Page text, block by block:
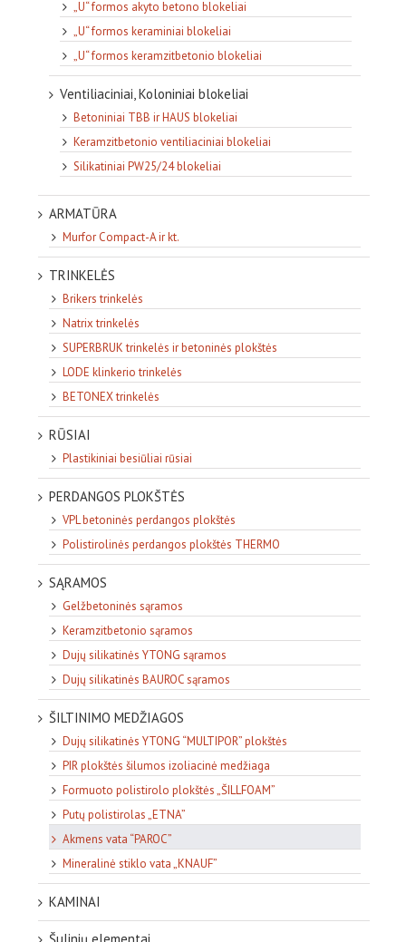
„U“ formos akyto betono blokeliai
„U“ formos keraminiai blokeliai
„U“ formos keramzitbetonio blokeliai
Ventiliaciniai, Koloniniai blokeliai
Betoniniai TBB ir HAUS blokeliai
Keramzitbetonio ventiliaciniai blokeliai
Silikatiniai PW25/24 blokeliai
ARMATŪRA
Murfor Compact-A ir kt.
TRINKELĖS
Brikers trinkelės
Natrix trinkelės
SUPERBRUK trinkelės ir betoninės plokštės
LODE klinkerio trinkelės
BETONEX trinkelės
RŪSIAI
Plastikiniai besiūliai rūsiai
PERDANGOS PLOKŠTĖS
VPL betoninės perdangos plokštės
Polistirolinės perdangos plokštės THERMO
SĄRAMOS
Gelžbetoninės sąramos
Keramzitbetonio sąramos
Dujų silikatinės YTONG sąramos
Dujų silikatinės BAUROC sąramos
ŠILTINIMO MEDŽIAGOS
Dujų silikatinės YTONG “MULTIPOR” plokštės
PIR plokštės šilumos izoliacinė medžiaga
Formuoto polistirolo plokštės „ŠILLFOAM”
Putų polistirolas „ETNA”
Akmens vata “PAROC”
Mineralinė stiklo vata „KNAUF”
KAMINAI